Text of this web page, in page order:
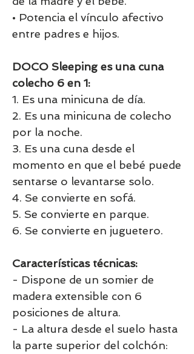
• Potencia el vínculo afectivo
entre padres e hijos.
DOCO Sleeping es una cuna
colecho 6 en 1:
1. Es una minicuna de día.
2. Es una minicuna de colecho
por la noche.
3. Es una cuna desde el
momento en que el bebé puede
sentarse o levantarse solo.
4. Se convierte en sofá.
5. Se convierte en parque.
6. Se convierte en juguetero.
Características técnicas:
- Dispone de un somier de
madera extensible con 6
posiciones de altura.
- La altura desde el suelo hasta
la parte superior del colchón: